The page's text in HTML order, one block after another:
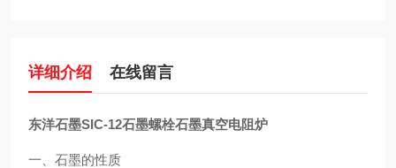
详细介绍 在线留言
东洋石墨SIC-12石墨螺栓石墨真空电阻炉
一、石墨的性质